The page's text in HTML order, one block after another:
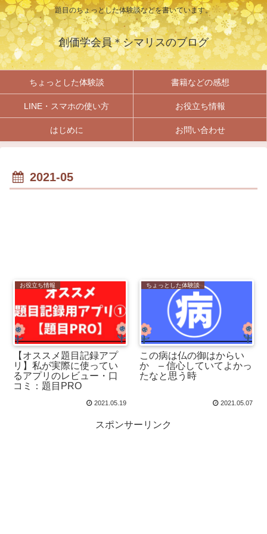
題目のちょっとした体験談などを書いています。
創価学会員＊シマリスのブログ
ちょっとした体験談 書籍などの感想
LINE・スマホの使い方 お役立ち情報
はじめに お問い合わせ
2021-05
お役立ち情報
【オススメ題目記録アプ
リ】私が実際に使ってい
るアプリのレビュー・口
コミ：題目PRO
2021.05.19
ちょっとした体験談
この病は仏の御はからい
か – 信心していてよかっ
たなと思う時
2021.05.07
スポンサーリンク